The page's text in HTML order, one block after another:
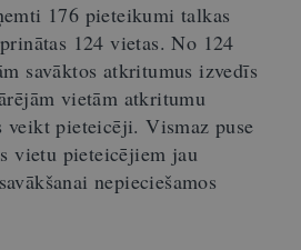
176 pieteikumi talkas
124 vietas. No 124
savāktos atkritumus izvedīs
vietām atkritumu
veikt pieteicēji. Vismaz puse
vietu pieteicējiem jau
nepieciešamos